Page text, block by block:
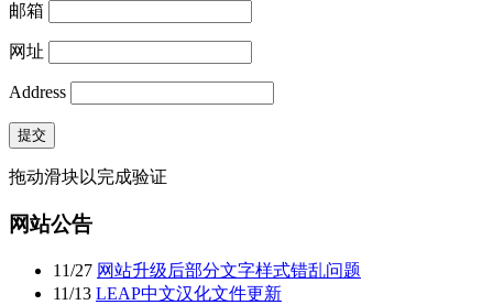
邮箱
网址
Address
提交
拖动滑块以完成验证
网站公告
11/27 网站升级后部分文字样式错乱问题
11/13 LEAP中文汉化文件更新